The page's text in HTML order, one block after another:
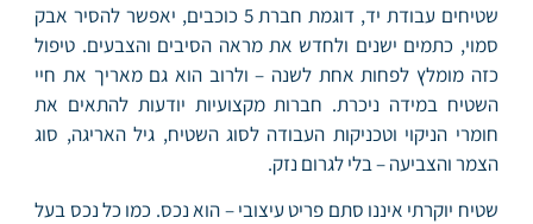
שטיחים עבודת יד, דוגמת חברת 5 כוכבים, יאפשר להסיר אבק
סמוי, כתמים ישנים ולחדש את מראה הסיבים והצבעים. טיפול
כזה מומלץ לפחות אחת לשנה – ולרוב הוא גם מאריך את חיי
השטיח במידה ניכרת. חברות מקצועיות יודעות להתאים את
חומרי הניקוי וטכניקות העבודה לסוג השטיח, גיל האריגה, סוג
הצמר והצביעה – בלי לגרום נזק.
שטיח יוקרתי איננו סתם פריט עיצובי – הוא נכס. כמו כל נכס בעל